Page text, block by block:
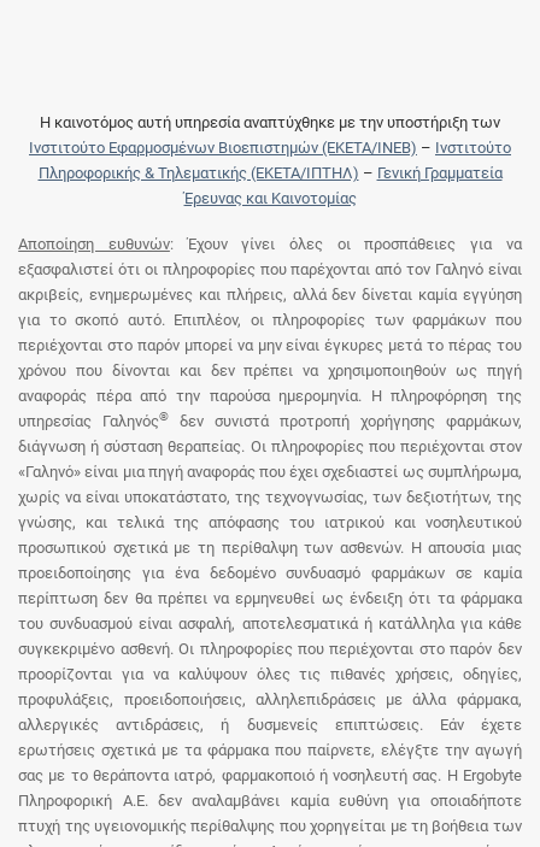
Η καινοτόμος αυτή υπηρεσία αναπτύχθηκε με την υποστήριξη των
Ινστιτούτο Εφαρμοσμένων Βιοεπιστημών (ΕΚΕΤΑ/ΙΝΕΒ) – Ινστιτούτο
Πληροφορικής & Τηλεματικής (ΕΚΕΤΑ/ΙΠΤΗΛ) – Γενική Γραμματεία
Έρευνας και Καινοτομίας
Αποποίηση ευθυνών: Έχουν γίνει όλες οι προσπάθειες για να
εξασφαλιστεί ότι οι πληροφορίες που παρέχονται από τον Γαληνό είναι
ακριβείς, ενημερωμένες και πλήρεις, αλλά δεν δίνεται καμία εγγύηση
για το σκοπό αυτό. Επιπλέον, οι πληροφορίες των φαρμάκων που
περιέχονται στο παρόν μπορεί να μην είναι έγκυρες μετά το πέρας του
χρόνου που δίνονται και δεν πρέπει να χρησιμοποιηθούν ως πηγή
αναφοράς πέρα από την παρούσα ημερομηνία. Η πληροφόρηση της
υπηρεσίας Γαληνός®
δεν συνιστά προτροπή χορήγησης φαρμάκων,
διάγνωση ή σύσταση θεραπείας. Οι πληροφορίες που περιέχονται στον
«Γαληνό» είναι μια πηγή αναφοράς που έχει σχεδιαστεί ως συμπλήρωμα,
χωρίς να είναι υποκατάστατο, της τεχνογνωσίας, των δεξιοτήτων, της
γνώσης, και τελικά της απόφασης του ιατρικού και νοσηλευτικού
προσωπικού σχετικά με τη περίθαλψη των ασθενών. Η απουσία μιας
προειδοποίησης για ένα δεδομένο συνδυασμό φαρμάκων σε καμία
περίπτωση δεν θα πρέπει να ερμηνευθεί ως ένδειξη ότι τα φάρμακα
του συνδυασμού είναι ασφαλή, αποτελεσματικά ή κατάλληλα για κάθε
συγκεκριμένο ασθενή. Οι πληροφορίες που περιέχονται στο παρόν δεν
προορίζονται για να καλύψουν όλες τις πιθανές χρήσεις, οδηγίες,
προφυλάξεις, προειδοποιήσεις, αλληλεπιδράσεις με άλλα φάρμακα,
αλλεργικές αντιδράσεις, ή δυσμενείς επιπτώσεις. Εάν έχετε
ερωτήσεις σχετικά με τα φάρμακα που παίρνετε, ελέγξτε την αγωγή
σας με το θεράποντα ιατρό, φαρμακοποιό ή νοσηλευτή σας. Η Ergobyte
Πληροφορική Α.Ε. δεν αναλαμβάνει καμία ευθύνη για οποιαδήποτε
πτυχή της υγειονομικής περίθαλψης που χορηγείται με τη βοήθεια των